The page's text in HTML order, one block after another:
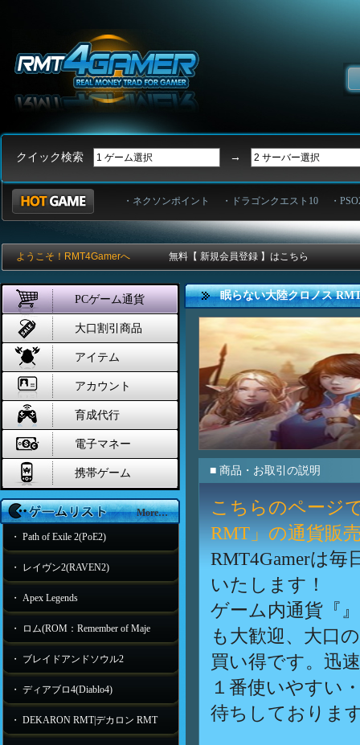
クイック検索 →
・ネクソンポイント ・ドラゴンクエスト10 ・
ようこそ！RMT4Gamerへ 無料【 新規会員登録 】はこちら
PCゲーム通貨
大口割引商品
アイテム
アカウント
育成代行
電子マネー
携帯ゲーム
More…
・ Path of Exile 2(PoE2)
・ レイヴン2(RAVEN2)
・ Apex Legends
・ ロム(ROM：Remember of Maje
・ ブレイドアンドソウル2
・ ディアブロ4(Diablo4)
・ DEKARON RMT|デカロン RMT
眠らない大陸クロノス
■ 商品・お取引の説明
こちらのページ
RMT」の通貨販
RMT4Gamerは
いたします！
ゲーム内通貨『
も大歓迎、大口
買い得です。迅
１番使いやすい
待ちしておりま